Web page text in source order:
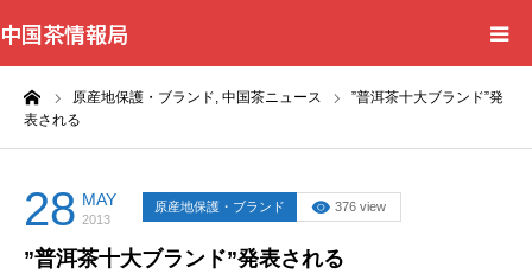
中国茶情報局
原産地保護・ブランド, 中国茶ニュース
”普洱茶十大ブランド”発
表される
28 MAY
2013
原産地保護・ブランド 376 view
”普洱茶十大ブランド”発表される
Home